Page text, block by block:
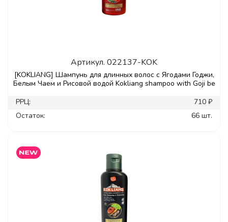
Артикул. 022137-KOK
[KOKLIANG] Шампунь для длинных волос с Ягодами Годжи,
Белым Чаем и Рисовой водой Kokliang shampoo with Goji be
РРЦ:
710 ₽
Остаток:
66 шт.